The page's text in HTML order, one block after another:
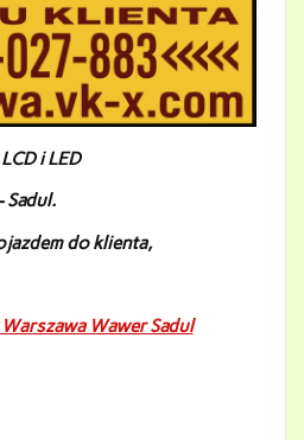
i LED
Sadul.
do klienta,
Wawer Sadul